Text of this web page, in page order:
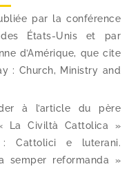
par la confé­rence
États-​Unis et par
d’Amérique, que cite
: Church, Ministry and
à l’article du père
La Civiltà Cattolica »
Cattolici e lute­ra­ni.
sem­per refor­man­da »